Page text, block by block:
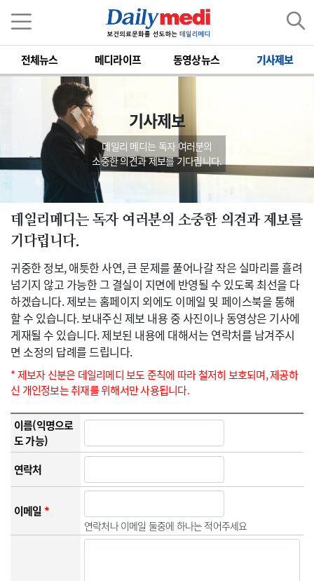
전체뉴스 메디라이프 동영상뉴스 기사제보
기사제보
데일리 메디는 독자 여러분의
소중한 의견과 제보를 기다립니다.
데일리메디는 독자 여러분의 소중한 의견과 제보를
기다립니다.
귀중한 정보, 애틋한 사연, 큰 문제를 풀어나갈 작은 실마리를 흘려
넘기지 않고 가능한 그 결실이 지면에 반영될 수 있도록 최선을 다
하겠습니다. 제보는 홈페이지 외에도 이메일 및 페이스북을 통해
할 수 있습니다. 보내주신 제보 내용 중 사진이나 동영상은 기사에
게재될 수 있습니다. 제보된 내용에 대해서는 연락처를 남겨주시
면 소정의 답례를 드립니다.
* 제보자 신분은 데일리메디 보도 준칙에 따라 철저히 보호되며, 제공하
신 개인정보는 취재를 위해서만 사용됩니다.
이름(익명으로
도 가능)
연락처
이메일*
연락처나 이메일 둘중에 하나는 적어주세요